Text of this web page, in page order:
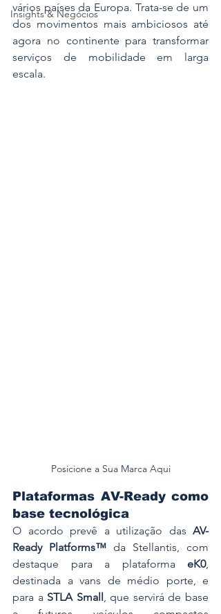
Insights & Negócios
vários países da Europa. Trata-se de um
dos movimentos mais ambiciosos até
agora no continente para transformar
serviços de mobilidade em larga
escala.
Posicione a Sua Marca Aqui
Plataformas AV-Ready como
base tecnológica
O acordo prevê a utilização das AV-
Ready Platforms™ da Stellantis, com
destaque para a plataforma eK0,
destinada a vans de médio porte, e
para a STLA Small, que servirá de base